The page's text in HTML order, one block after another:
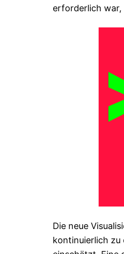
erforderlich war,
Die neue
kontinuierlich zu